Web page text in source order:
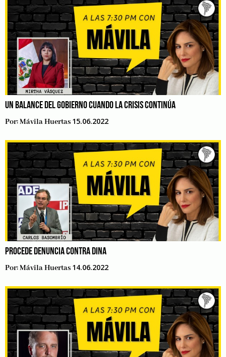
UN BALANCE DEL GOBIERNO CUANDO LA CRISIS CONTINÚA
Por:Mávila Huertas 15.06.2022
PROCEDE DENUNCIA CONTRA DINA
Por:Mávila Huertas 14.06.2022